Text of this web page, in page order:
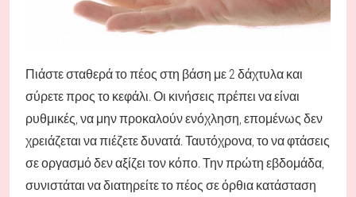
Πιάστε σταθερά το πέος στη βάση με 2 δάχτυλα και
σύρετε προς το κεφάλι. Οι κινήσεις πρέπει να είναι
ρυθμικές, να μην προκαλούν ενόχληση, επομένως δεν
χρειάζεται να πιέζετε δυνατά. Ταυτόχρονα, το να φτάσεις
σε οργασμό δεν αξίζει τον κόπο. Την πρώτη εβδομάδα,
συνιστάται να διατηρείτε το πέος σε όρθια κατάσταση